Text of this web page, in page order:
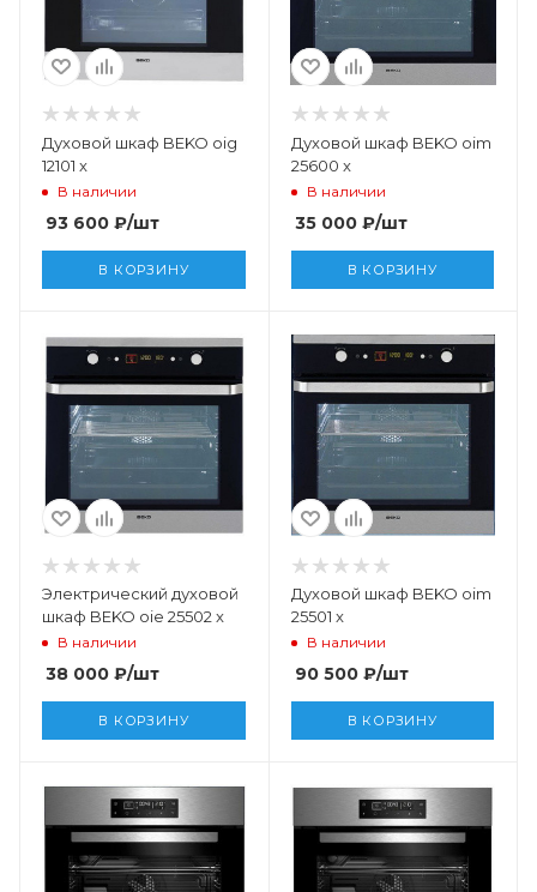
Духовой шкаф BEKO oig
12101 x
В наличии
93 600 ₽/шт
В КОРЗИНУ
Духовой шкаф BEKO oim
25600 x
В наличии
35 000₽/шт
В КОРЗИНУ
Электрический духовой
шкаф BEKO oie 25502 x
В наличии
38 000 ₽/шт
В КОРЗИНУ
Духовой шкаф BEKO oim
25501 x
В наличии
90 500₽/шт
В КОРЗИНУ